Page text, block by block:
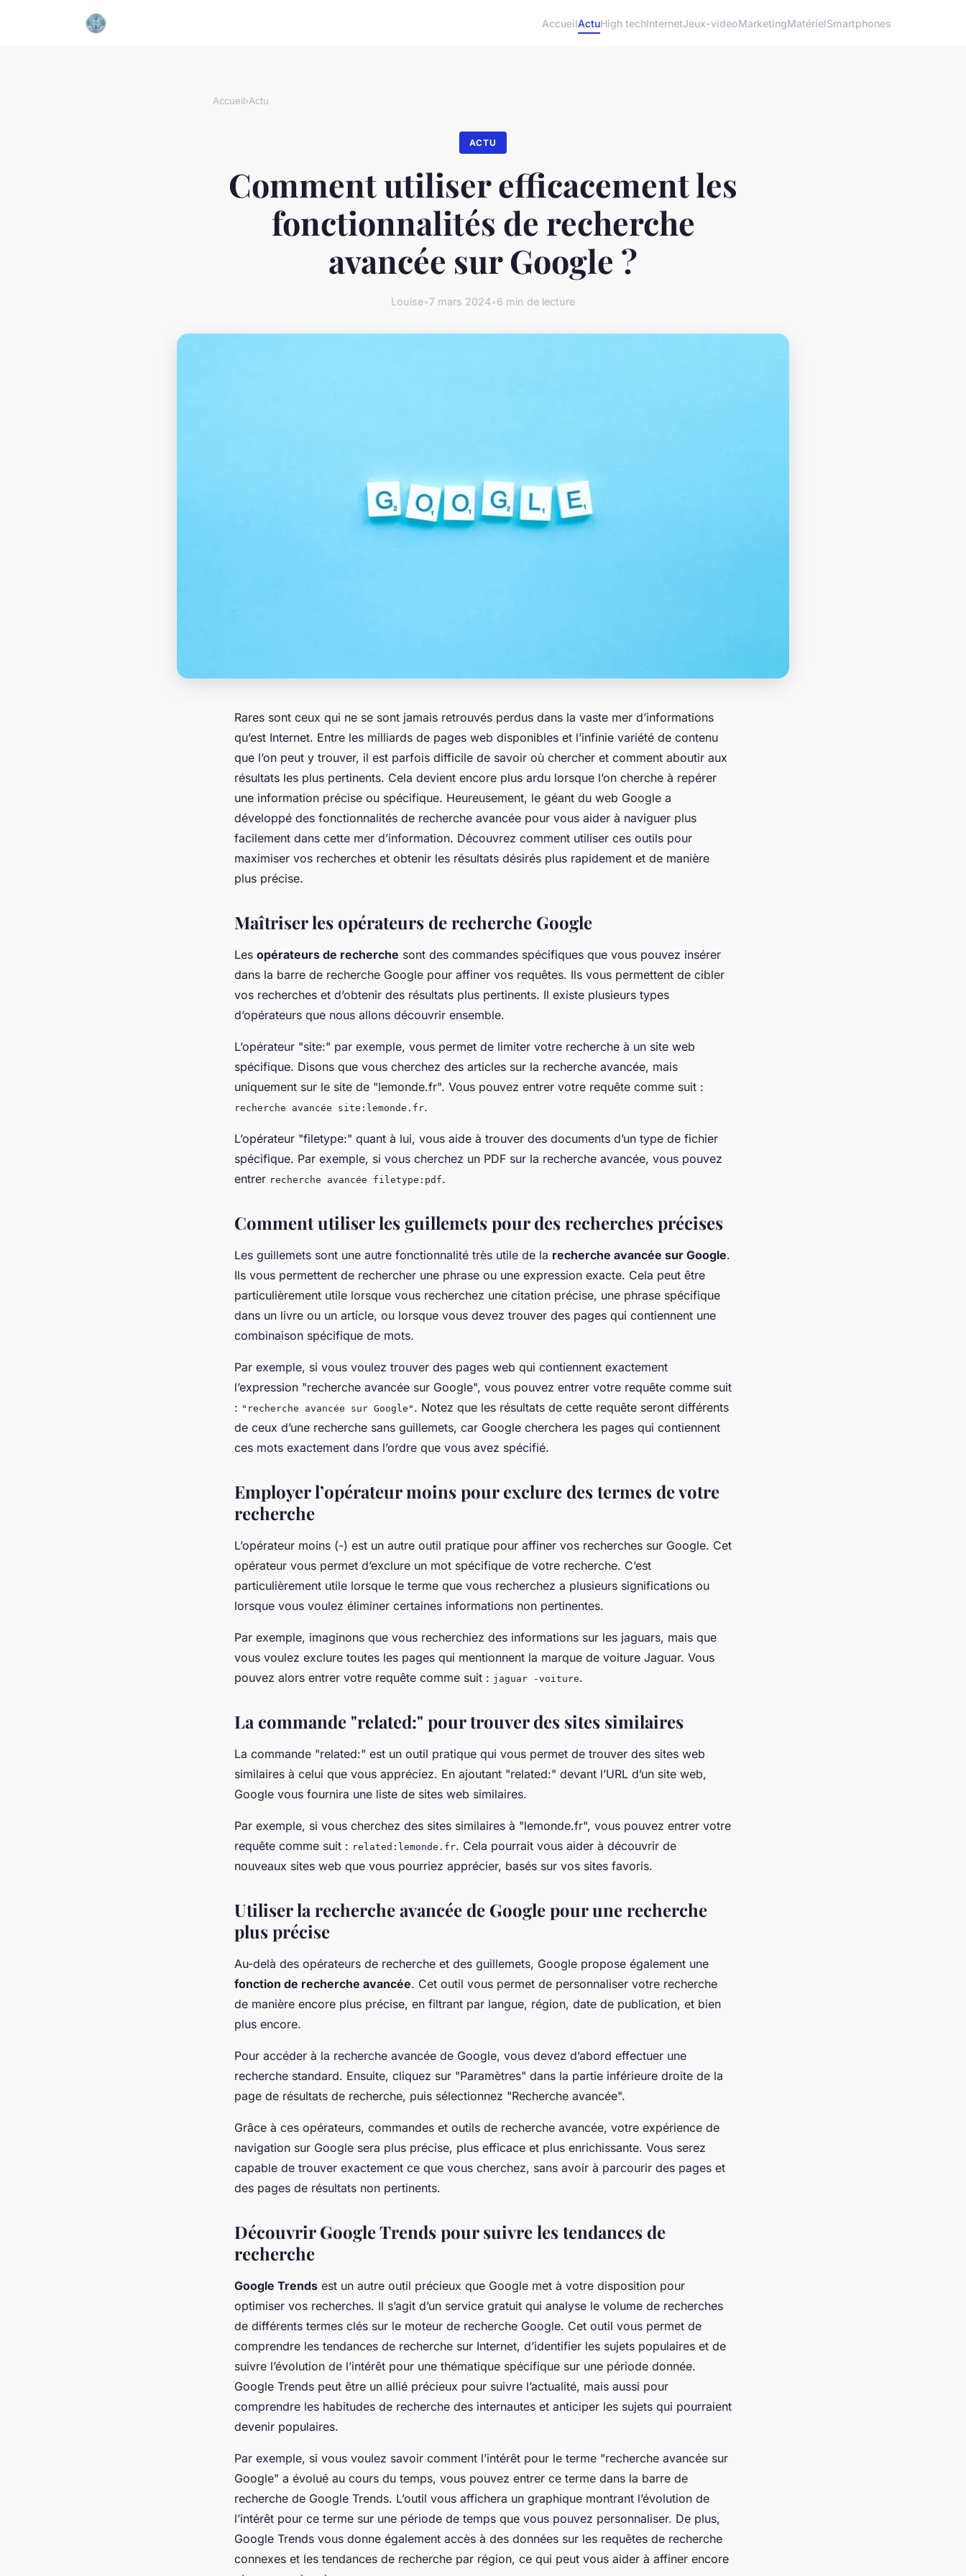
AccueilActuHigh techInternetJeux-videoMarketingMatérielSmartphones
Accueil›Actu
ACTU
Comment utiliser efficacement les
fonctionnalités de recherche
avancée sur Google ?
Louise•7 mars 2024•6 min de lecture
Rares sont ceux qui ne se sont jamais retrouvés perdus dans la vaste mer d’informations
qu’est Internet. Entre les milliards de pages web disponibles et l’infinie variété de contenu
que l’on peut y trouver, il est parfois difficile de savoir où chercher et comment aboutir aux
résultats les plus pertinents. Cela devient encore plus ardu lorsque l’on cherche à repérer
une information précise ou spécifique. Heureusement, le géant du web Google a
développé des fonctionnalités de recherche avancée pour vous aider à naviguer plus
facilement dans cette mer d’information. Découvrez comment utiliser ces outils pour
maximiser vos recherches et obtenir les résultats désirés plus rapidement et de manière
plus précise.
Maîtriser les opérateurs de recherche Google
Les opérateurs de recherche sont des commandes spécifiques que vous pouvez insérer
dans la barre de recherche Google pour affiner vos requêtes. Ils vous permettent de cibler
vos recherches et d’obtenir des résultats plus pertinents. Il existe plusieurs types
d’opérateurs que nous allons découvrir ensemble.
L’opérateur "site:" par exemple, vous permet de limiter votre recherche à un site web
spécifique. Disons que vous cherchez des articles sur la recherche avancée, mais
uniquement sur le site de "lemonde.fr". Vous pouvez entrer votre requête comme suit :
recherche avancée site:lemonde.fr.
L’opérateur "filetype:" quant à lui, vous aide à trouver des documents d’un type de fichier
spécifique. Par exemple, si vous cherchez un PDF sur la recherche avancée, vous pouvez
entrer recherche avancée filetype:pdf.
Comment utiliser les guillemets pour des recherches précises
Les guillemets sont une autre fonctionnalité très utile de la recherche avancée sur Google.
Ils vous permettent de rechercher une phrase ou une expression exacte. Cela peut être
particulièrement utile lorsque vous recherchez une citation précise, une phrase spécifique
dans un livre ou un article, ou lorsque vous devez trouver des pages qui contiennent une
combinaison spécifique de mots.
Par exemple, si vous voulez trouver des pages web qui contiennent exactement
l’expression "recherche avancée sur Google", vous pouvez entrer votre requête comme suit
: "recherche avancée sur Google" . Notez que les résultats de cette requête seront différents
de ceux d’une recherche sans guillemets, car Google cherchera les pages qui contiennent
ces mots exactement dans l’ordre que vous avez spécifié.
Employer l’opérateur moins pour exclure des termes de votre
recherche
L’opérateur moins (-) est un autre outil pratique pour affiner vos recherches sur Google. Cet
opérateur vous permet d’exclure un mot spécifique de votre recherche. C’est
particulièrement utile lorsque le terme que vous recherchez a plusieurs significations ou
lorsque vous voulez éliminer certaines informations non pertinentes.
Par exemple, imaginons que vous recherchiez des informations sur les jaguars, mais que
vous voulez exclure toutes les pages qui mentionnent la marque de voiture Jaguar. Vous
pouvez alors entrer votre requête comme suit : jaguar -voiture.
La commande "related:" pour trouver des sites similaires
La commande "related:" est un outil pratique qui vous permet de trouver des sites web
similaires à celui que vous appréciez. En ajoutant "related:" devant l’URL d’un site web,
Google vous fournira une liste de sites web similaires.
Par exemple, si vous cherchez des sites similaires à "lemonde.fr", vous pouvez entrer votre
requête comme suit : related:lemonde.fr. Cela pourrait vous aider à découvrir de
nouveaux sites web que vous pourriez apprécier, basés sur vos sites favoris.
Utiliser la recherche avancée de Google pour une recherche
plus précise
Au-delà des opérateurs de recherche et des guillemets, Google propose également une
fonction de recherche avancée. Cet outil vous permet de personnaliser votre recherche
de manière encore plus précise, en filtrant par langue, région, date de publication, et bien
plus encore.
Pour accéder à la recherche avancée de Google, vous devez d’abord effectuer une
recherche standard. Ensuite, cliquez sur "Paramètres" dans la partie inférieure droite de la
page de résultats de recherche, puis sélectionnez "Recherche avancée".
Grâce à ces opérateurs, commandes et outils de recherche avancée, votre expérience de
navigation sur Google sera plus précise, plus efficace et plus enrichissante. Vous serez
capable de trouver exactement ce que vous cherchez, sans avoir à parcourir des pages et
des pages de résultats non pertinents.
Découvrir Google Trends pour suivre les tendances de
recherche
Google Trends est un autre outil précieux que Google met à votre disposition pour
optimiser vos recherches. Il s’agit d’un service gratuit qui analyse le volume de recherches
de différents termes clés sur le moteur de recherche Google. Cet outil vous permet de
comprendre les tendances de recherche sur Internet, d’identifier les sujets populaires et de
suivre l’évolution de l’intérêt pour une thématique spécifique sur une période donnée.
Google Trends peut être un allié précieux pour suivre l’actualité, mais aussi pour
comprendre les habitudes de recherche des internautes et anticiper les sujets qui pourraient
devenir populaires.
Par exemple, si vous voulez savoir comment l’intérêt pour le terme "recherche avancée sur
Google" a évolué au cours du temps, vous pouvez entrer ce terme dans la barre de
recherche de Google Trends. L’outil vous affichera un graphique montrant l’évolution de
l’intérêt pour ce terme sur une période de temps que vous pouvez personnaliser. De plus,
Google Trends vous donne également accès à des données sur les requêtes de recherche
connexes et les tendances de recherche par région, ce qui peut vous aider à affiner encore